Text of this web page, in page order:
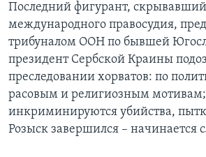
Последний фигурант,
международного правосудия,
трибуналом ООН по бывшей
президент Сербской Краины
преследовании хорватов: по
расовым и религиозным
инкриминируются убийства,
Розыск завершился – начинается